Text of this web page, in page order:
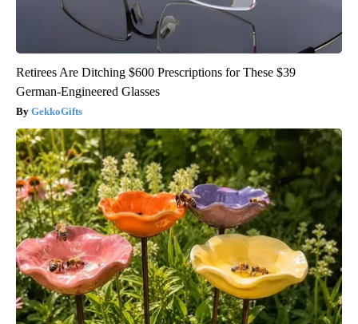
Retirees Are Ditching $600 Prescriptions for These $39
German-Engineered Glasses
GekkoGifts